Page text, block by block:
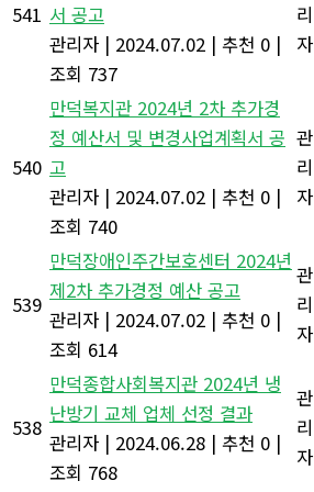
541 서 공고
관리자 | 2024.07.02 | 추천 0 |
조회 737
리
자
540
만덕복지관 2024년 2차 추가경
정 예산서 및 변경사업계획서 공
고
관리자 | 2024.07.02 | 추천 0 |
조회 740
관
리
자
539
만덕장애인주간보호센터 2024년
제2차 추가경정 예산 공고
관리자 | 2024.07.02 | 추천 0 |
조회 614
관
리
자
538
만덕종합사회복지관 2024년 냉
난방기 교체 업체 선정 결과
관리자 | 2024.06.28 | 추천 0 |
조회 768
관
리
자